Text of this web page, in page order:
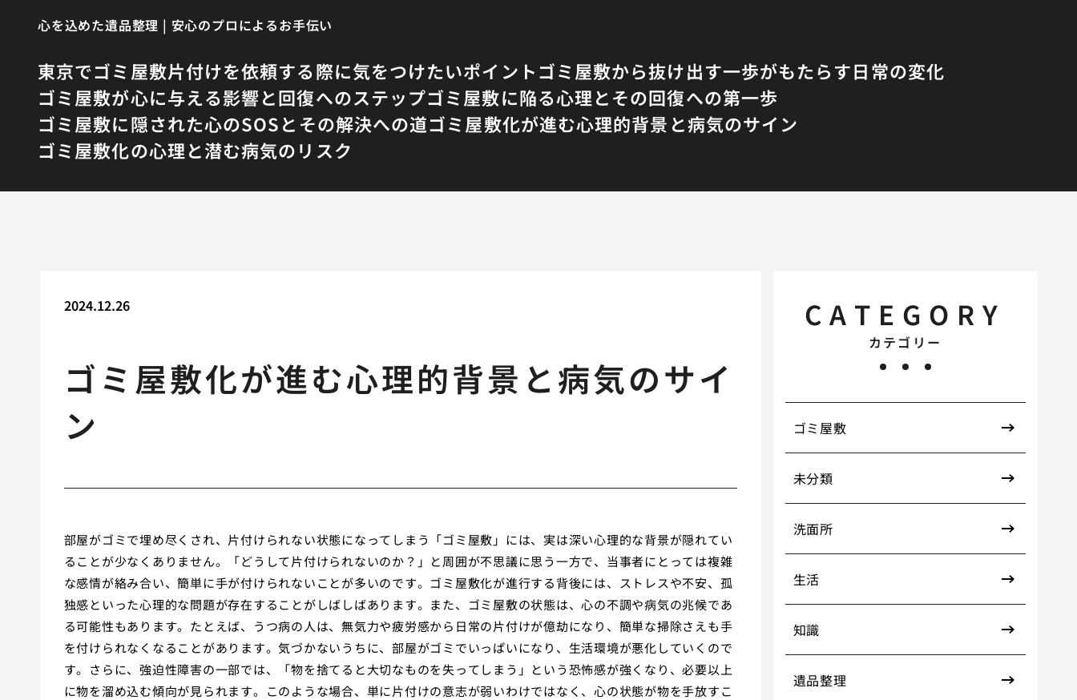
心を込めた遺品整理 | 安心のプロによるお手伝い
東京でゴミ屋敷片付けを依頼する際に気をつけたいポイントゴミ屋敷から抜け出す一歩がもたらす日常の変化
ゴミ屋敷が心に与える影響と回復へのステップゴミ屋敷に陥る心理とその回復への第一歩
ゴミ屋敷に隠された心のSOSとその解決への道ゴミ屋敷化が進む心理的背景と病気のサイン
ゴミ屋敷化の心理と潜む病気のリスク
2024.12.26
ゴミ屋敷化が進む心理的背景と病気のサイ
ン
部屋がゴミで埋め尽くされ、片付けられない状態になってしまう「ゴミ屋敷」には、実は深い心理的な背景が隠れてい
ることが少なくありません。「どうして片付けられないのか？」と周囲が不思議に思う一方で、当事者にとっては複雑
な感情が絡み合い、簡単に手が付けられないことが多いのです。ゴミ屋敷化が進行する背後には、ストレスや不安、孤
独感といった心理的な問題が存在することがしばしばあります。また、ゴミ屋敷の状態は、心の不調や病気の兆候であ
る可能性もあります。たとえば、うつ病の人は、無気力や疲労感から日常の片付けが億劫になり、簡単な掃除さえも手
を付けられなくなることがあります。気づかないうちに、部屋がゴミでいっぱいになり、生活環境が悪化していくので
す。さらに、強迫性障害の一部では、「物を捨てると大切なものを失ってしまう」という恐怖感が強くなり、必要以上
に物を溜め込む傾向が見られます。このような場合、単に片付けの意志が弱いわけではなく、心の状態が物を手放すこ
CATEGORY
カテゴリー
ゴミ屋敷
未分類
洗面所
生活
知識
遺品整理